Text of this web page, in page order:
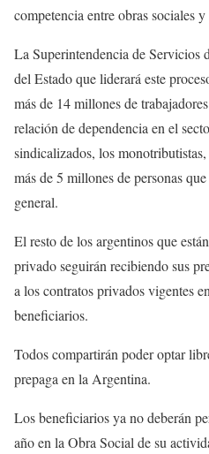
competencia entre obras sociales y
La Superintendencia de Servicios
del Estado que liderará este
más de 14 millones de
relación de dependencia en el
sindicalizados, los
más de 5 millones de personas
general.
El resto de los argentinos que
privado seguirán recibiendo sus
a los contratos privados vigentes
beneficiarios.
Todos compartirán poder optar
prepaga en la Argentina.
Los beneficiarios ya no deberán
año en la Obra Social de su